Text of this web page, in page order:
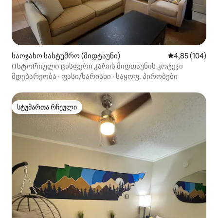
საოჯახო სასტუმრო (მიდტაუნი) საშუალო
4,85 (104)
Ისტორიული ცისფერი კარის მიდთაუნის კოტეჯი
მდებარეობა · ფასი/ხარისხი · საყოფ. პირობები
სტუმართა რჩეული
სტუმართა რჩეული